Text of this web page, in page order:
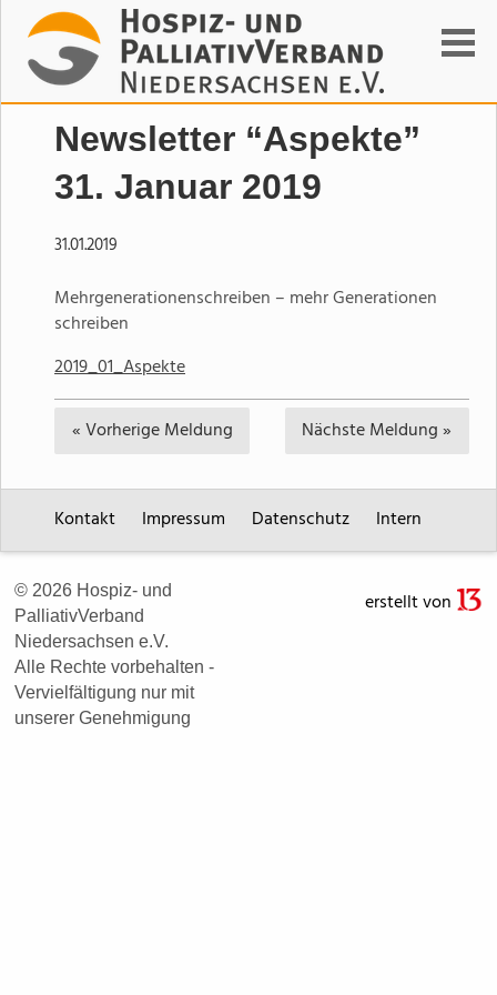
Suchen
Newsletter “Aspekte”
31. Januar 2019
31.01.2019
Mehrgenerationenschreiben – mehr Generationen
schreiben
2019_01_Aspekte
« Vorherige Meldung NächsteMeldung »
Kontakt Impressum Datenschutz Intern
© 2026 Hospiz- und
PalliativVerband
Niedersachsen e.V.
Alle Rechte vorbehalten -
Vervielfältigung nur mit
unserer Genehmigung
erstellt von